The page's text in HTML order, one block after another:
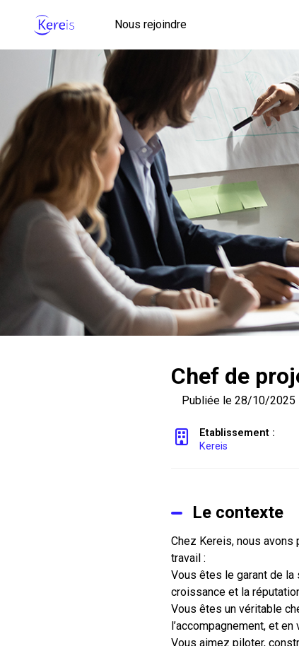
Nous rejoindre
Chef de
Publiée le 28/10/2025
Etablissement :
Kereis
Le contexte
Chez Kereis, nous
travail :
Vous êtes le garant de
croissance et la
Vous êtes un véritable
l’accompagnement, et
Vous aimez piloter,